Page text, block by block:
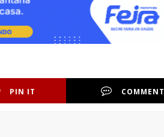
PIN IT COMMENT